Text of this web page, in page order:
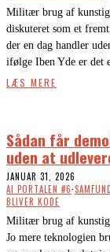
Militær brug af
diskuteret som et
der en dag handler
ifølge Iben Yde er det
LÆS MERE
Sådan får
uden at
JANUAR 31, 2026
AI PORTALEN #6·SAMFUND
BLIVER KODE
Militær brug af kunstig
Jo mere teknologien